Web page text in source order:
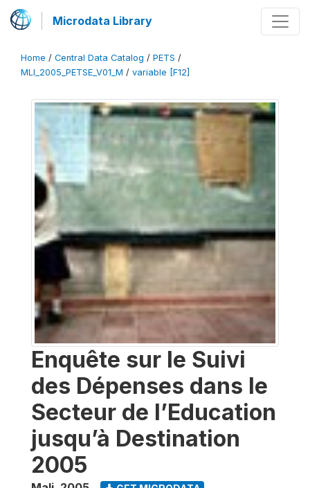
Microdata Library
Home / Central Data Catalog / PETS /
MLI_2005_PETSE_V01_M / variable [F12]
Enquête sur le Suivi
des Dépenses dans le
Secteur de l’Education
jusqu’à Destination
2005